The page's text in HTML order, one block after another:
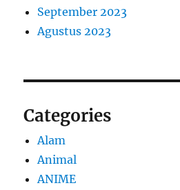
September 2023
Agustus 2023
Categories
Alam
Animal
ANIME